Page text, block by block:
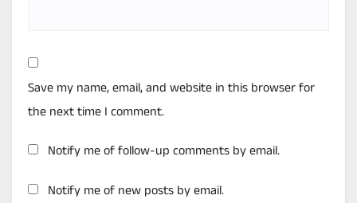
Save my name, email, and website in this browser for
the next time I comment.
Notify me of follow-up comments by email.
Notify me of new posts by email.